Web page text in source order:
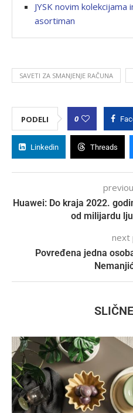
JYSK novim
asortiman
SAVETI ZA SMANJENJE RAČUNA
PODELI 0
Linkedin Threads
Huawei: Do kraja 2022.
od milijardu
next
Povređena jedna